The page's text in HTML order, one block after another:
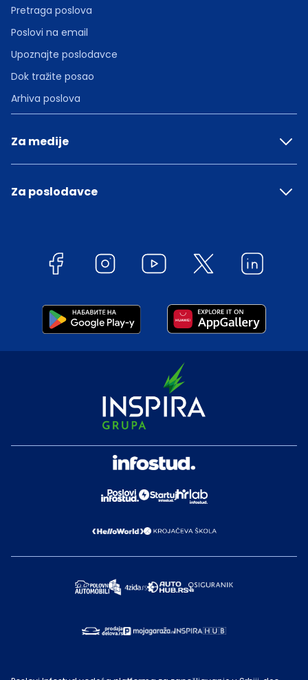
Pretraga poslova
Poslovi na email
Upoznajte poslodavce
Dok tražite posao
Arhiva poslova
Za medije
Za poslodavce